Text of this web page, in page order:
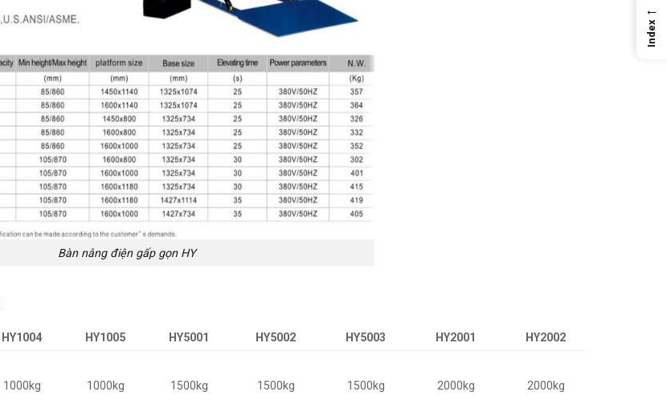
Bàn nâng điện gấp gọn HY
HY1004 HY1005 HY5001 HY5002 HY5003 HY2001 HY2002
1000kg 1000kg 1500kg 1500kg 1500kg 2000kg 2000kg
←
Index